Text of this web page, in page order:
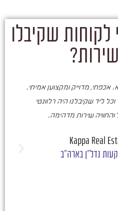
שקיבלו
מדוייק ומקצוען אמיתי.
ליד שקיבלנו היה רלוונטי
והחוויה שירות מדהימה.
Kappa Real
נדל"ן בארה"ב